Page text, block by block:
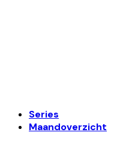
Series
Maandoverzicht